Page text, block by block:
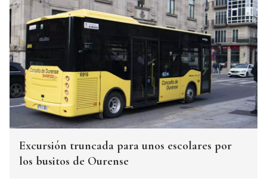
Excursión truncada para unos escolares por
los busitos de Ourense